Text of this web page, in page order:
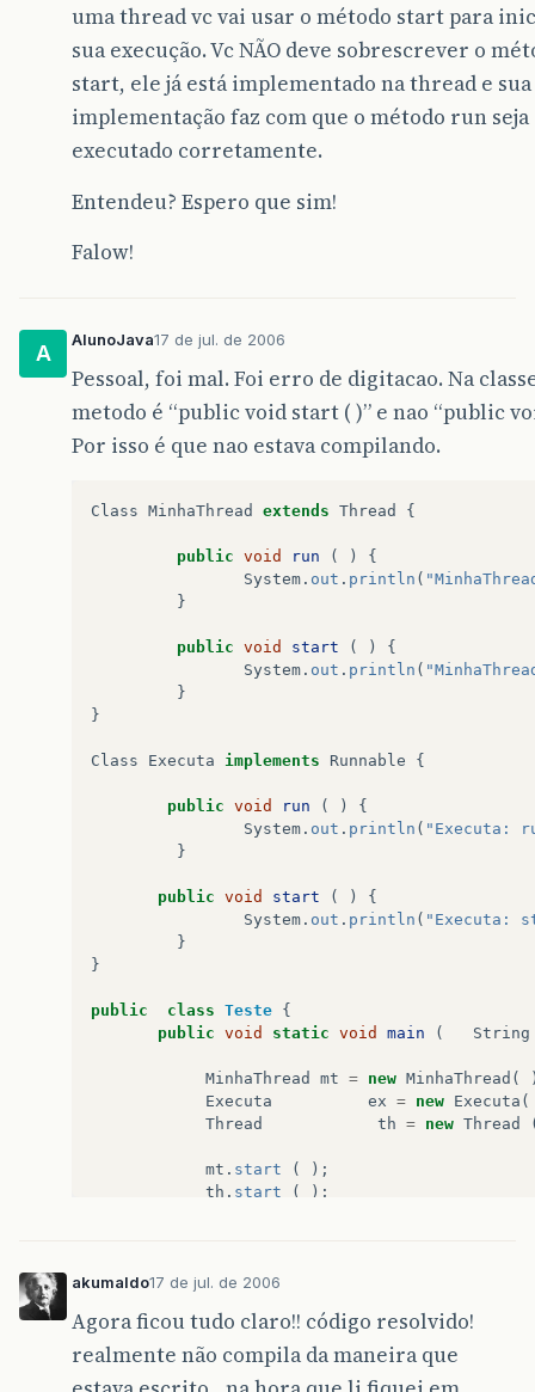
uma thread vc vai usar o método start para
sua execução. Vc NÃO deve sobrescrever o
start, ele já está implementado na thread e sua
implementação faz com que o método run seja
executado corretamente.
Entendeu? Espero que sim!
Falow!
A
AlunoJava17 de jul. de 2006
Pessoal, foi mal. Foi erro de digitacao. Na
metodo é “public void start ( )” e nao “public
Por isso é que nao estava compilando.
Class MinhaThread extends Thread {
public void run ( )
{
System . out . println (
}
public void start ( )
{
System . out . println (
}
}
Class Executa implements Runnable {
public void run ( )
{
System . out . println ( "Executa:
}
public void start ( )
{
System . out . println ( "Executa:
}
}
public class Teste {
public void static void main ( String
MinhaThread mt = new MinhaThread (
Executa
ex = new Executa (
Thread
th = new Thread
mt . start (
);
th . start (
);
akumaldo17 de jul. de 2006
Agora ficou tudo claro!! código resolvido!
realmente não compila da maneira que